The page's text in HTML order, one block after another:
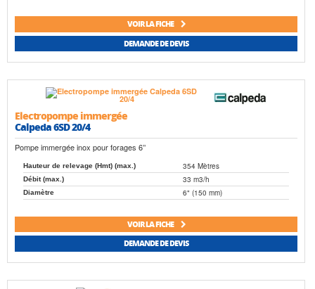
VOIR LA FICHE
DEMANDE DE DEVIS
Electropompe immergée
Calpeda 6SD 20/4
Pompe immergée inox pour forages 6’’
Hauteur de relevage (Hmt) (max.) 354 Mètres
Débit (max.) 33 m3/h
Diamètre 6" (150 mm)
VOIR LA FICHE
DEMANDE DE DEVIS